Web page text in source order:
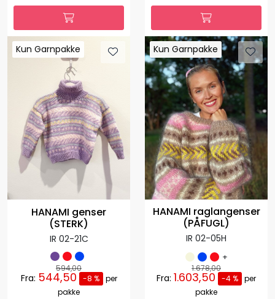
Kun Garnpakke
Kun Garnpakke
HANAMI genser
(STERK)
IR 02-21C
594,00
Fra: 544,50 -8 %
per
pakke
Kun Garnpakke
Kun Garnpakke
HANAMI raglangenser
(PÅFUGL)
IR 02-05H
+
1.678,00
Fra: 1.603,50 -4 % per
pakke